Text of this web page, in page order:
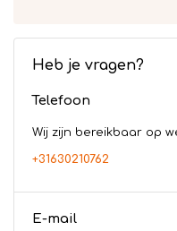
Heb je vragen?
Telefoon
Wij zijn bereikbaar op
+31630210762
E-mail